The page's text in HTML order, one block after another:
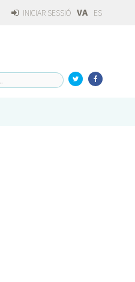
INICIAR SESSIÓ VA ES